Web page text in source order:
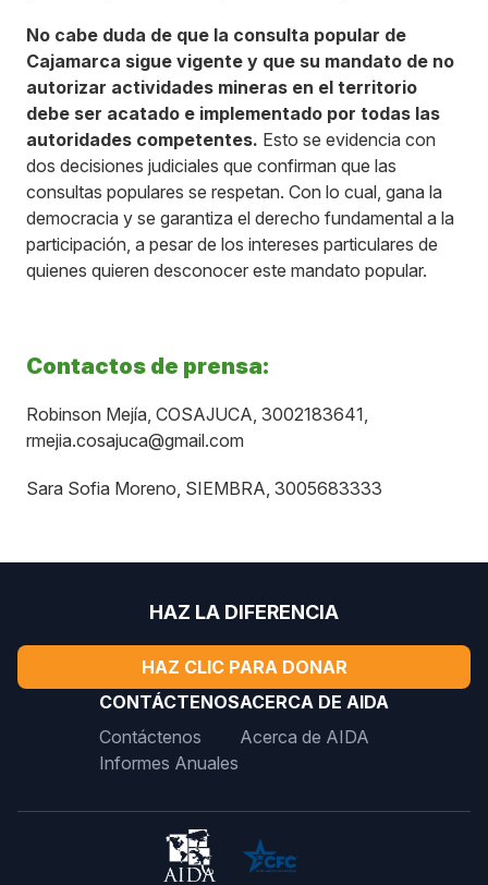
No cabe duda de que la consulta popular de
Cajamarca sigue vigente y que su mandato de no
autorizar actividades mineras en el territorio
debe ser acatado e implementado por todas las
autoridades competentes. Esto se evidencia con
dos decisiones judiciales que confirman que las
consultas populares se respetan. Con lo cual, gana la
democracia y se garantiza el derecho fundamental a la
participación, a pesar de los intereses particulares de
quienes quieren desconocer este mandato popular.
Contactos de prensa:
Robinson Mejía, COSAJUCA, 3002183641,
rmejia.cosajuca@gmail.com
Sara Sofia Moreno, SIEMBRA, 3005683333
HAZ LA DIFERENCIA
HAZ CLIC PARA DONAR
CONTÁCTENOS
Contáctenos
Informes Anuales
ACERCA DE AIDA
Acerca de AIDA